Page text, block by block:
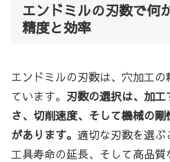
エンドミルの刃数で何
精度と効率
エンドミルの刃数は、穴加工
ています。 刃数の選択は、加
さ、切削速度、そして機械の
があります。 適切な刃数を選ぶ
工具寿命の延長、そして高品質